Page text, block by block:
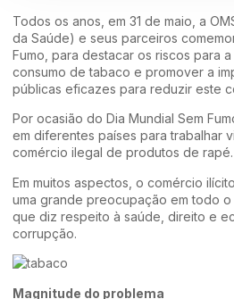
Todos os anos, em 31 de maio, a
da Saúde) e seus parceiros
Fumo, para destacar os riscos para
consumo de tabaco e promover a
públicas eficazes para reduzir este
Por ocasião do Dia Mundial Sem
em diferentes países para trabalhar
comércio ilegal de produtos de rapé.
Em muitos aspectos, o comércio
uma grande preocupação em todo o
que diz respeito à saúde, direito e
corrupção.
Magnitude do problema